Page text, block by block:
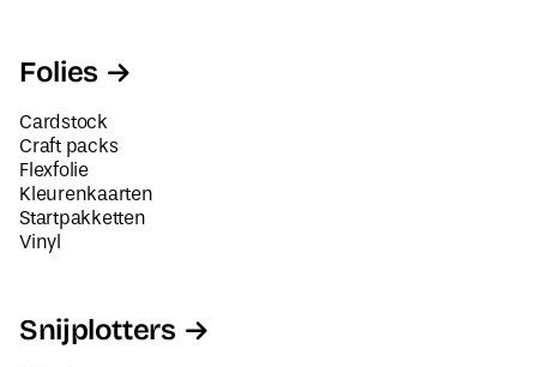
Folies
Cardstock
Craft packs
Flexfolie
Kleurenkaarten
Startpakketten
Vinyl
Snijplotters